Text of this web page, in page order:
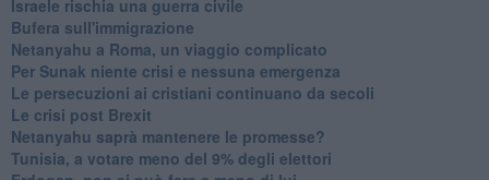
Israele rischia una guerra civile
Bufera sull'immigrazione
Netanyahu a Roma, un viaggio complicato
Per Sunak niente crisi e nessuna emergenza
Le persecuzioni ai cristiani continuano da secoli
Le crisi post Brexit
Netanyahu saprà mantenere le promesse?
Tunisia, a votare meno del 9% degli elettori